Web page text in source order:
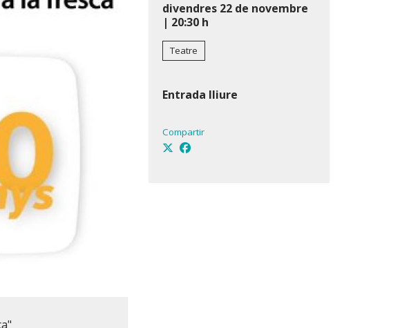
divendres 22 de novembre
| 20:30 h
Teatre
Entrada lliure
Compartir